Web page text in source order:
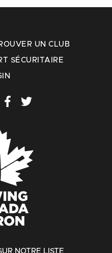
UN CLUB
SÉCURITAIRE
NOTRE LISTE